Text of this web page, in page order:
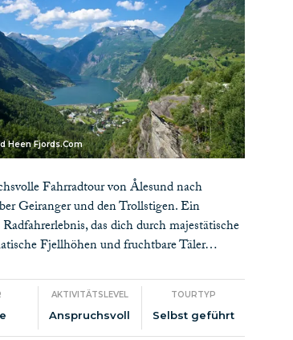
Heen Fjords.Com
Fahrradtour von Ålesund nach
Geiranger und den Trollstigen. Ein
das dich durch majestätische
Fjellhöhen und fruchtbare Täler…
AKTIVITÄTSLEVEL
Anspruchsvoll
TOURTYP
Selbst geführt